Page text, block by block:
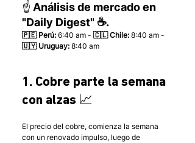
☝️ Análisis de mercado en
"Daily Digest" ☕.
🇵🇪 Perú: 6:40 am - 🇨🇱 Chile: 8:40 am -
🇺🇾 Uruguay: 8:40 am
1. Cobre parte la semana
con alzas 📈
El precio del cobre, comienza la semana
con un renovado impulso, luego de